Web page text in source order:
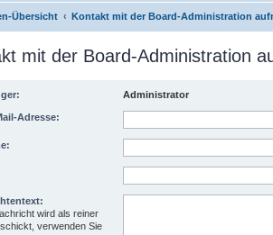
Übersicht Kontakt mit der Board-Administration
mit der Board-Administration
Administrator
Adresse:
wird als reiner
verwenden Sie